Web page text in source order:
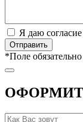
Я даю
*Поле